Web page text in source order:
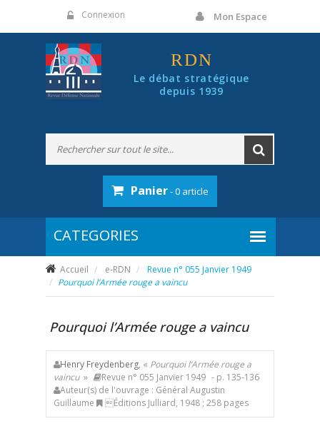
Connexion Mon Espace
RDN
Le débat stratégique
depuis 1939
Panier- 0 article
Accueil e-RDN
Revue n° 055 Janvier 1949
Pourquoi l’Armée rouge a vaincu
Pourquoi l’Armée rouge a vaincu
Henry Freydenberg, « Pourquoi l’Armée rouge a
vaincu» Revue n° 055 Janvier 1949 - p. 135-136
Auteur(s) de l'ouvrage : Général Augustin
Guillaume
Éditions Julliard, 1948 ; 258 pages